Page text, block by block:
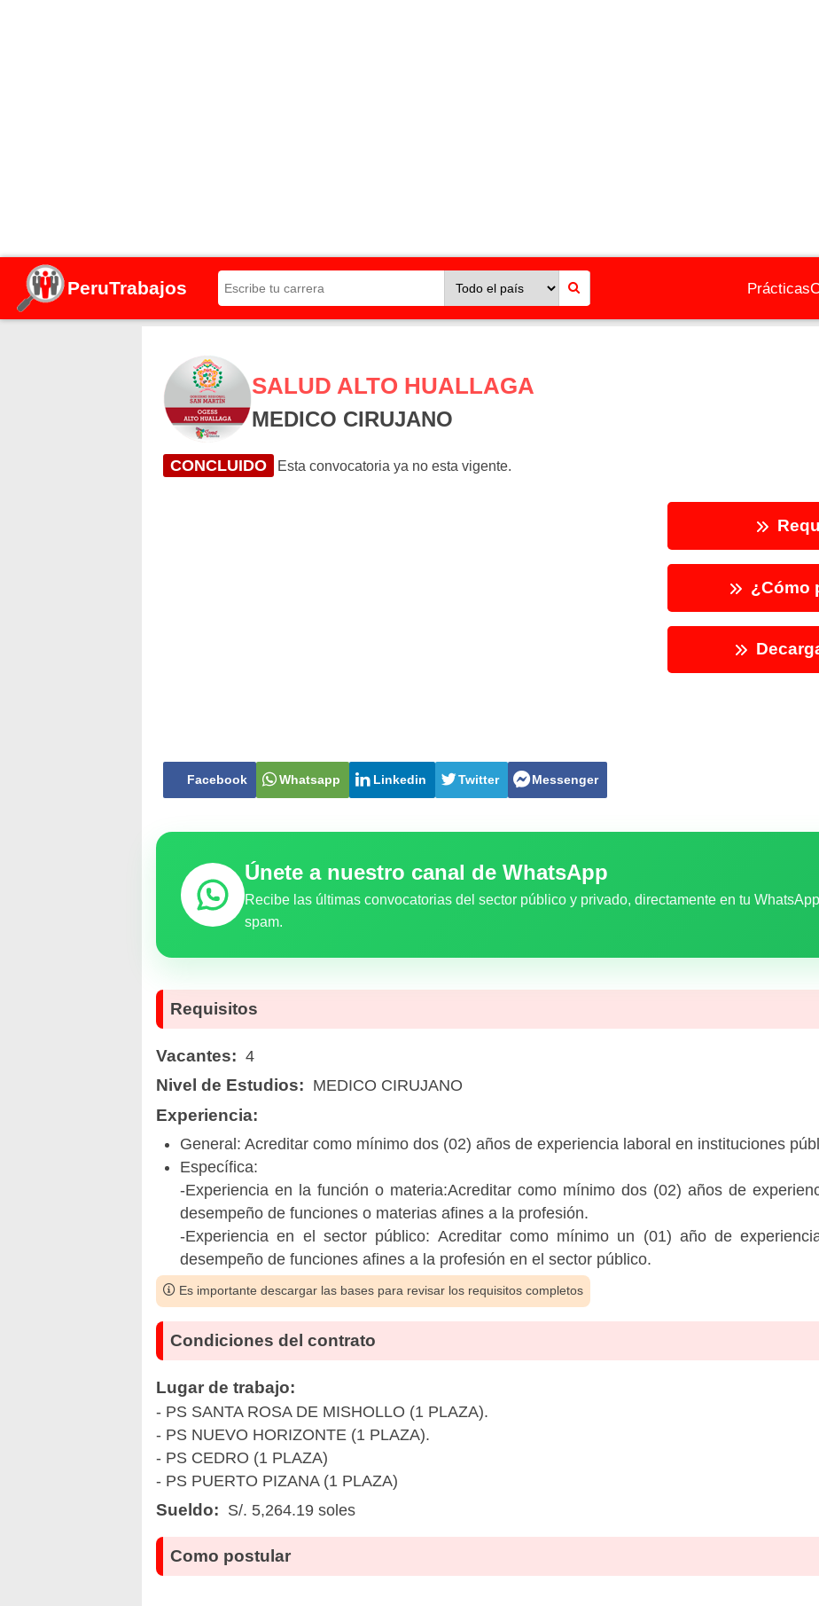
PeruTrabajos Prácticas
SALUD ALTO HUALLAGA
MEDICO CIRUJANO
CONCLUIDO Esta convocatoria ya no esta vigente.
Facebook Whatsapp Linkedin Twitter Messenger
¿Cómo
Únete a nuestro canal de WhatsApp
Recibe las últimas convocatorias del sector público y privado, directamente en tu
spam.
Requisitos
Vacantes: 4
Nivel de Estudios: MEDICO CIRUJANO
Experiencia:
General: Acreditar como mínimo dos (02) años de experiencia laboral en instituciones
Específica:
-Experiencia en la función o materia:Acreditar como mínimo dos (02) años de
desempeño de funciones o materias afines a la profesión.
-Experiencia en el sector público: Acreditar como mínimo un (01) año de
desempeño de funciones afines a la profesión en el sector público.
Es importante descargar las bases para revisar los requisitos completos
Condiciones del contrato
Lugar de trabajo:
- PS SANTA ROSA DE MISHOLLO (1 PLAZA).
- PS NUEVO HORIZONTE (1 PLAZA).
- PS CEDRO (1 PLAZA)
- PS PUERTO PIZANA (1 PLAZA)
Sueldo: S/. 5,264.19 soles
Como postular